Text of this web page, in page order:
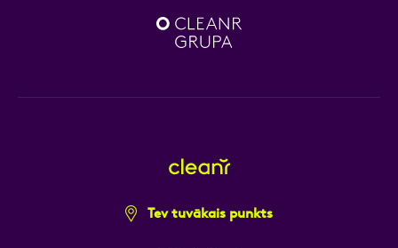
Tev tuvākais punkts